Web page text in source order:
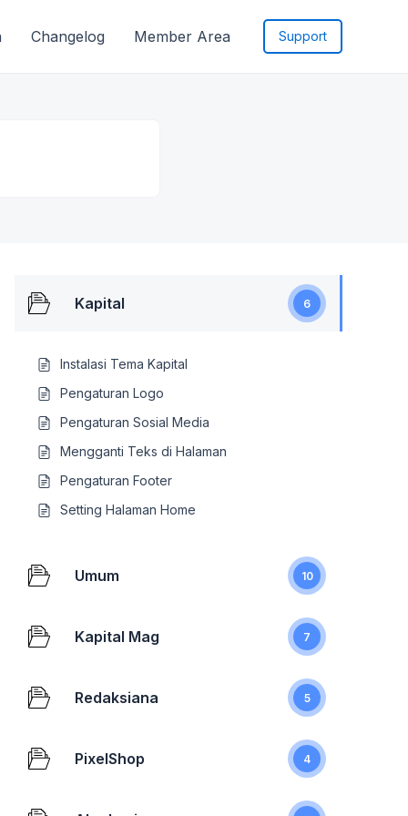
Changelog Member Area Support
Kapital 6
Instalasi Tema Kapital
Pengaturan Logo
Pengaturan Sosial Media
Mengganti Teks di Halaman
Pengaturan Footer
Setting Halaman Home
Umum 10
Kapital Mag 7
Redaksiana 5
PixelShop 4